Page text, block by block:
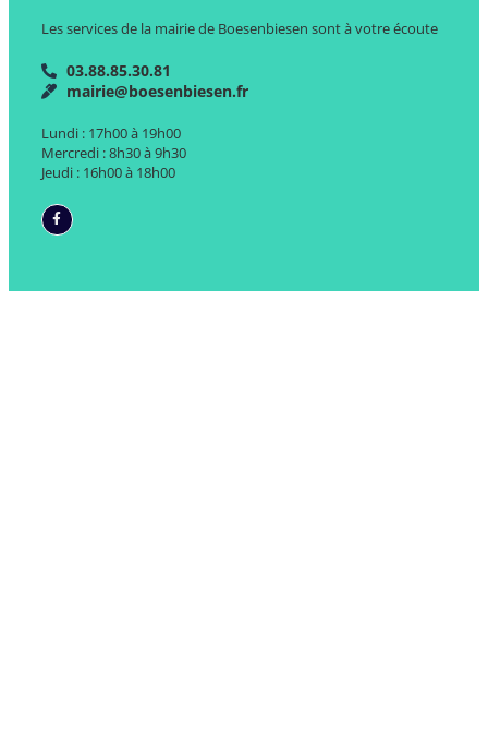
Les services de la mairie de Boesenbiesen sont à votre écoute
03.88.85.30.81
mairie@boesenbiesen.fr
Lundi : 17h00 à 19h00
Mercredi : 8h30 à 9h30
Jeudi : 16h00 à 18h00